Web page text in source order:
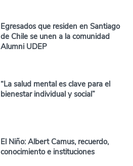
Egresados que residen en Santiago
de Chile se unen a la comunidad
Alumni UDEP
“La salud mental es clave para el
bienestar individual y social”
El Niño: Albert Camus, recuerdo,
conocimiento e instituciones